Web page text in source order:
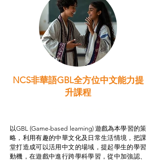
NCS非華語GBL全方位中文能力提
升課程
以GBL (Game-based learning) 遊戲為本學習的策
略，利用有趣的中華文化及日常生活情境，把課
堂打造成可以活用中文的場域，提起學生的學習
動機，在遊戲中進行跨學科學習，從中加強認、